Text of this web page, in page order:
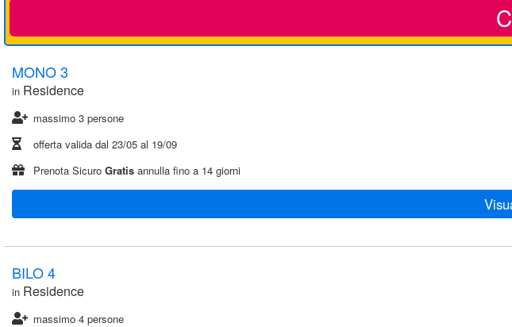
MONO 3
in Residence
massimo 3 persone
offerta valida dal 23/05 al 19/09
Prenota Sicuro Gratis annulla fino a 14 giorni
BILO 4
in Residence
massimo 4 persone